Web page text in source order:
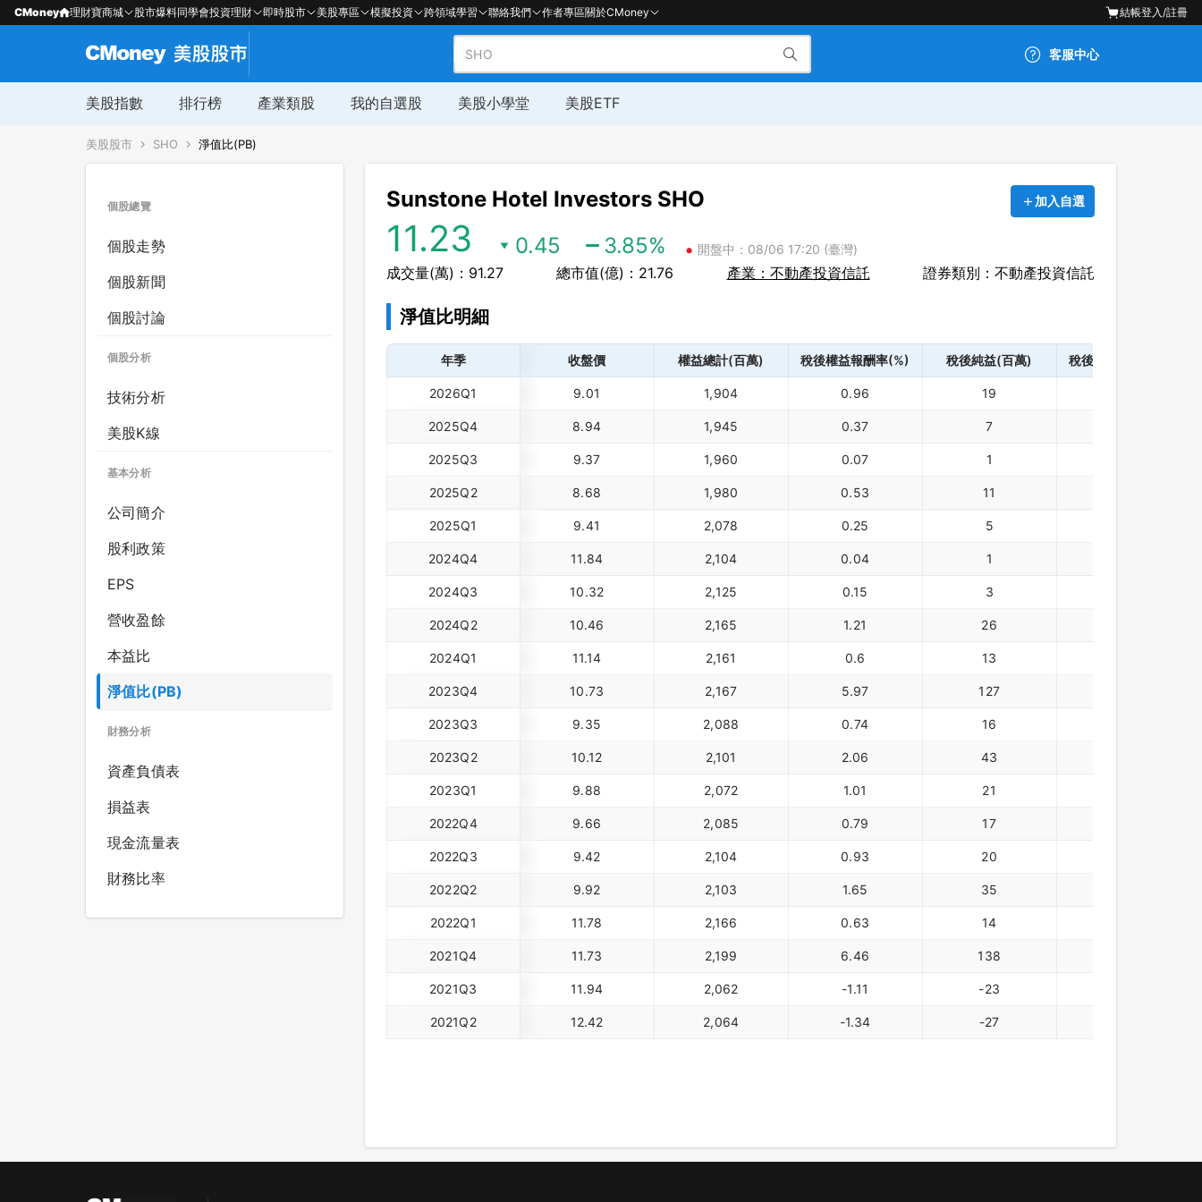
CMoney 理財寶商城 股市爆料同學會投資理財 即時股市 美股專區 模擬投資 跨領域學習 聯絡我們 作者專區關於CMoney 結帳登入/註冊
客服中心
美股指數 排行榜 產業類股 我的自選股 美股小學堂 美股ETF
美股股市 SHO 淨值比(PB)
個股總覽
個股走勢
個股新聞
個股討論
個股分析
技術分析
美股K線
基本分析
公司簡介
股利政策
EPS
營收盈餘
本益比
淨值比(PB)
財務分析
資產負債表
損益表
現金流量表
財務比率
Sunstone Hotel Investors SHO 加入自選
11.23 0.45 3.85% • 開盤中：08/06 17:20 (臺灣)
成交量(萬)：91.27 總市值(億)：21.76 產業：不動產投資信託 證券類別：不動產投資信託
淨值比明細
年季 收盤價 權益總計(百萬) 稅後權益報酬率(%) 稅後純益(百萬) 稅後資產報酬率(%)
2026Q1 9.01 1,904 0.96 19
2025Q4 8.94 1,945 0.37 7
2025Q3 9.37 1,960 0.07 1
2025Q2 8.68 1,980 0.53 11
2025Q1 9.41 2,078 0.25 5
2024Q4 11.84 2,104 0.04 1
2024Q3 10.32 2,125 0.15 3
2024Q2 10.46 2,165 1.21 26
2024Q1 11.14 2,161 0.6 13
2023Q4 10.73 2,167 5.97 127
2023Q3 9.35 2,088 0.74 16
2023Q2 10.12 2,101 2.06 43
2023Q1 9.88 2,072 1.01 21
2022Q4 9.66 2,085 0.79 17
2022Q3 9.42 2,104 0.93 20
2022Q2 9.92 2,103 1.65 35
2022Q1 11.78 2,166 0.63 14
2021Q4 11.73 2,199 6.46 138
2021Q3 11.94 2,062 -1.11 -23
2021Q2 12.42 2,064 -1.34 -27